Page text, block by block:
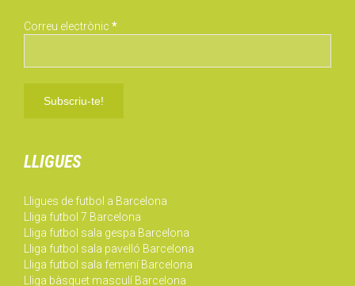
Correu electrònic *
LLIGUES
Lligues de futbol a Barcelona
Lliga futbol 7 Barcelona
Lliga futbol sala gespa Barcelona
Lliga futbol sala pavelló Barcelona
Lliga futbol sala femení Barcelona
Lliga bàsquet masculí Barcelona